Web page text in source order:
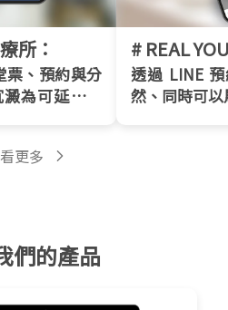
所：
票、預約與分
為可延續的
# REAL
透過 LINE
然、同時可
更多
們的產品